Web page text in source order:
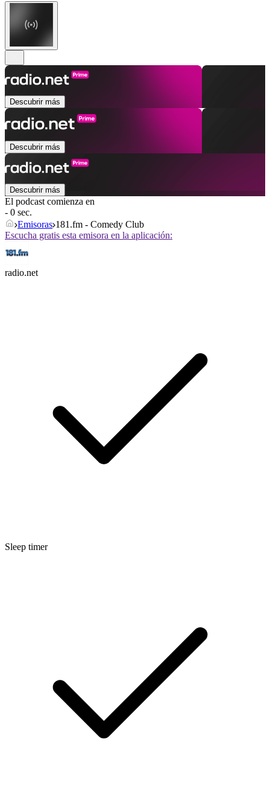
Descubrir más
Descubrir más
Descubrir más
El podcast comienza en
- 0 sec.
Emisoras 181.fm - Comedy Club
Escucha gratis esta emisora en la aplicación:
radio.net
Sleep timer